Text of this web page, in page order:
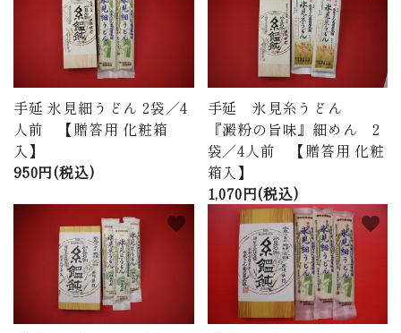
手延 氷見細うどん 2袋／4
人前 【贈答用 化粧箱
入】
950円(税込)
手延 氷見糸うどん
『澱粉の旨味』細めん 2
袋／4人前 【贈答用 化粧
箱入】
1,070円(税込)
favorite favorite